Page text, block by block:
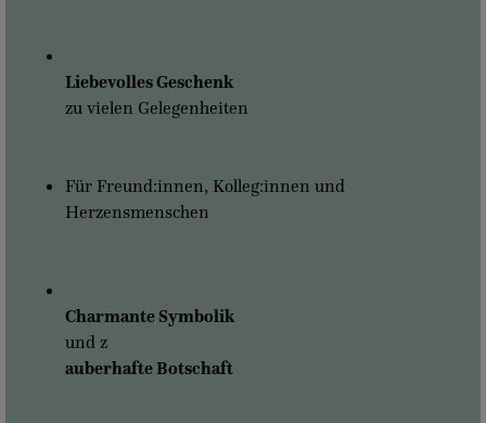
Liebevolles Geschenk
zu vielen Gelegenheiten
Für Freund:innen, Kolleg:innen und
Herzensmenschen
Charmante Symbolik
und z
auberhafte Botschaft